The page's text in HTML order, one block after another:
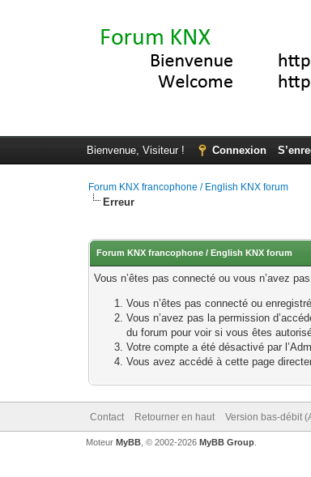
Bienvenue, Visiteur ! Connexion
Forum KNX francophone / English KNX forum
Erreur
Forum KNX francophone / English KNX forum
Vous n’êtes pas connecté ou vous n’avez
Vous n’êtes pas connecté ou
Vous n’avez pas la permission
du forum pour voir si vous êtes
Votre compte a été désactivé par
Vous avez accédé à cette page
Contact Retourner en haut Version bas-débit
Moteur MyBB, © 2002-2026 MyBB Group.